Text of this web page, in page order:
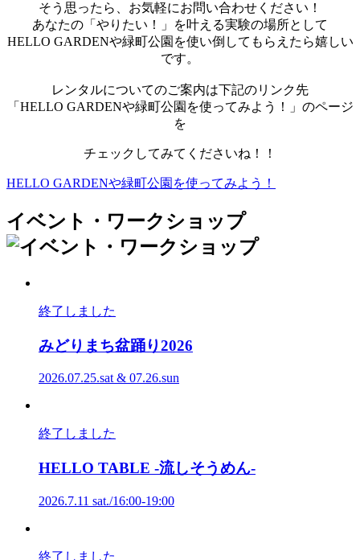
そう思ったら、お気軽にお問い合わせください！
あなたの「やりたい！」を叶える実験の場所として
HELLO GARDENや緑町公園を使い倒してもらえたら嬉しい
です。
レンタルについてのご案内は下記のリンク先
「HELLO GARDENや緑町公園を使ってみよう！」のページ
を
チェックしてみてくださいね！！
HELLO GARDENや緑町公園を使ってみよう！
イベント・ワークショップ
終了しました
みどりまち盆踊り2026
2026.07.25.sat & 07.26.sun
終了しました
HELLO TABLE -流しそうめん-
2026.7.11 sat./16:00-19:00
終了しました